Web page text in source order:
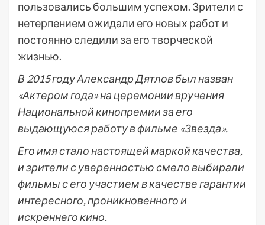
пользовались большим успехом. Зрители с
нетерпением ожидали его новых работ и
постоянно следили за его творческой
жизнью.
В 2015 году Александр Дятлов был назван
«Актером года» на церемонии вручения
Национальной кинопремии за его
выдающуюся работу в фильме «Звезда».
Его имя стало настоящей маркой качества,
и зрители с уверенностью смело выбирали
фильмы с его участием в качестве гарантии
интересного, проникновенного и
искреннего кино.